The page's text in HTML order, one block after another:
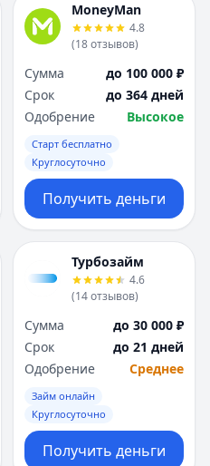
MoneyMan
4.8
(18отзывов)
Сумма
до 100 000 ₽
Срок
до 364 дней
Одобрение
Высокое
Старт бесплатно
Круглосуточно
Получить деньги
Турбозайм
4.6
(14отзывов)
Сумма
до 30 000 ₽
Срок
до 21 дней
Одобрение
Среднее
Займ онлайн
Круглосуточно
Получить деньги